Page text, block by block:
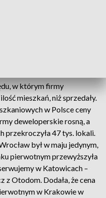
w którym firmy
mieszkań, niż sprzedały.
w Polsce ceny
deweloperskie rosną, a
przekroczyła 47 tys. lokali.
był w maju jedynym,
pierwotnym przewyższyła
w Katowicach –
z Otodom. Dodała, że cena
w Krakowie w